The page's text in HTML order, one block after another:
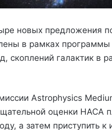
новых предложения
в рамках
скоплений галактик в
Astrophysics
оценки НАСА
а затем приступить